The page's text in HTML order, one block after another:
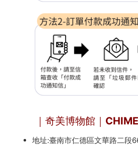
｜奇美博物館｜
地址:臺南市仁德區文華路二段